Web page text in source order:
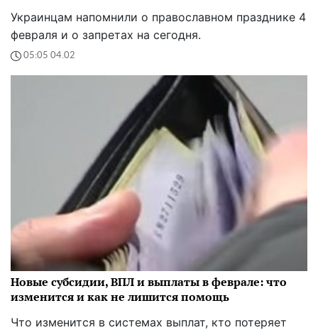
Украинцам напомнили о православном празднике 4
февраля и о запретах на сегодня.
05:05 04.02
Новые субсидии, ВПЛ и выплаты в феврале: что
изменится и как не лишится помощь
Что изменится в системах выплат, кто потеряет